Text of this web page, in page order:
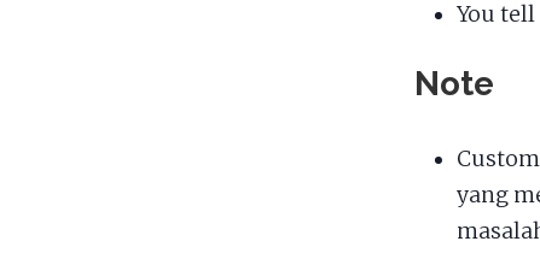
You tell
Note
yang